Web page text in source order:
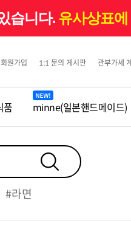
습니다. 유사상표
품 minne(일본핸드메이드)
회원가입 1:1 문의 게시판 관부가세
#라면